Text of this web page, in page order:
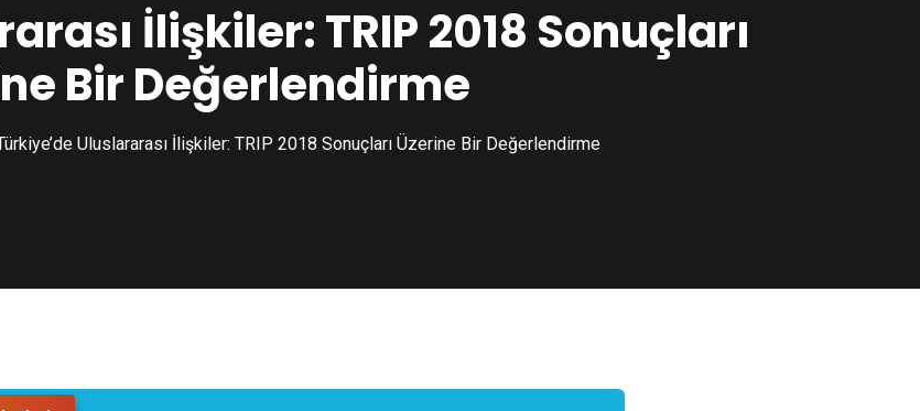
İlişkiler: TRIP 2018 Sonuçları
Bir Değerlendirme
Uluslararası İlişkiler: TRIP 2018 Sonuçları Üzerine Bir Değerlendirme